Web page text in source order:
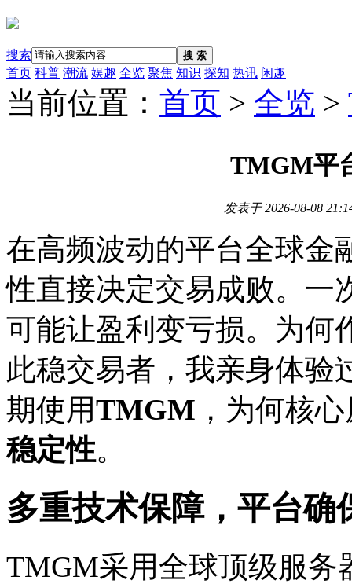
搜索 搜 索
首页 科普 潮流 娱趣 全览 聚焦 知识 探知 热讯 闲趣
当前位置： 首页 > 全览 >
TMGM平
发表于2026-08-08
在高频波动的平台全球金
性直接决定交易成败。一
可能让盈利变亏损。为何
此稳交易者，我亲身体验
期使用TMGM ，为何核
稳定性。
多重技术保障，平台确
TMGM采用全球顶级服务